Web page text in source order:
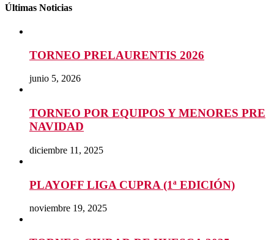
Últimas Noticias
TORNEO PRELAURENTIS 2026
junio 5, 2026
TORNEO POR EQUIPOS Y MENORES PRE
NAVIDAD
diciembre 11, 2025
PLAYOFF LIGA CUPRA (1ª EDICIÓN)
noviembre 19, 2025